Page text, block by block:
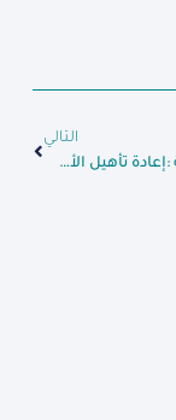
التالي
إعلان مناقصة :إعادة تأهيل الأسواق التجارية